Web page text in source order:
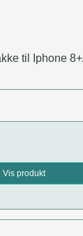
til Iphone
Vis produkt